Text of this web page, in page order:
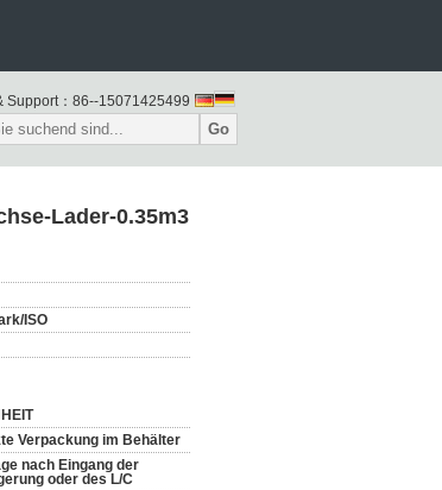
Support： 86--15071425499
Go
Lader-0.35m3
ISO
Verpackung im Behälter
nach Eingang der
oder des L/C